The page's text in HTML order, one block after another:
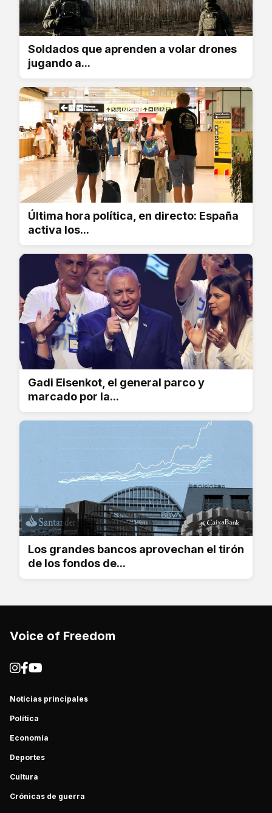
Soldados que aprenden a volar drones
jugando a...
Última hora política, en directo: España
activa los...
Gadi Eisenkot, el general parco y
marcado por la...
Los grandes bancos aprovechan el tirón
de los fondos de...
Voice of Freedom
Noticias principales
Política
Economía
Deportes
Cultura
Crónicas de guerra